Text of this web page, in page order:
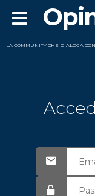
LA COMMUNITY CHE DIALOGA